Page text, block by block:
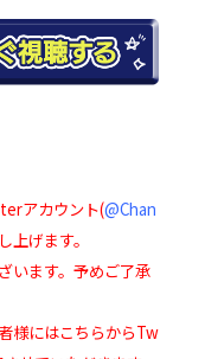
アカウント(@Chan
げます。
います。予めご了承
様にはこちらからTw